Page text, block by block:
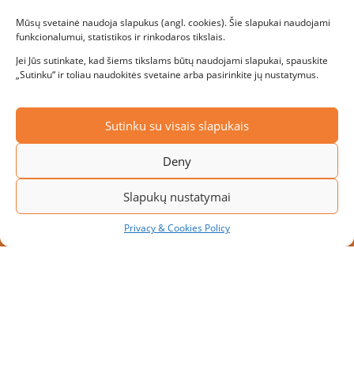
Mūsų svetainė naudoja slapukus (angl. cookies). Šie slapukai naudojami
funkcionalumui, statistikos ir rinkodaros tikslais.
Jei Jūs sutinkate, kad šiems tikslams būtų naudojami slapukai, spauskite
„Sutinku“ ir toliau naudokitės svetaine arba pasirinkite jų nustatymus.
Sutinku su visais slapukais
Deny
Slapukų nustatymai
Privacy & Cookies Policy